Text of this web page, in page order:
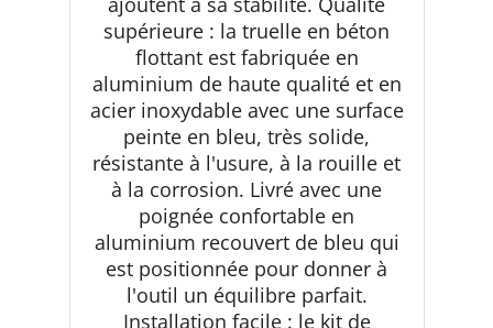
supérieure : la truelle en béton
flottant est fabriquée en
aluminium de haute qualité et en
acier inoxydable avec une surface
peinte en bleu, très solide,
résistante à l'usure, à la rouille et
à la corrosion. Livré avec une
poignée confortable en
aluminium recouvert de bleu qui
est positionnée pour donner à
l'outil un équilibre parfait.
Installation facile : le kit de